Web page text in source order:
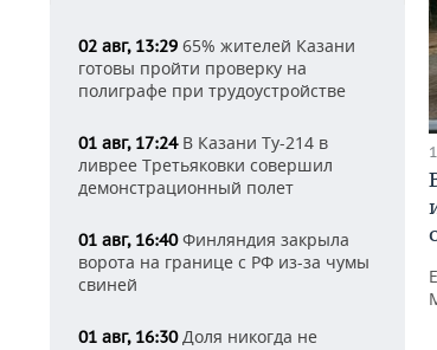
02 авг, 13:29 65% жителей Казани
готовы пройти проверку на
полиграфе при трудоустройстве
01 авг, 17:24В Казани Ту-214 в
ливрее Третьяковки совершил
демонстрационный полет
01 авг, 16:40Финляндия закрыла
ворота на границе с РФ из-за чумы
свиней
01 авг, 16:30Доля никогда не